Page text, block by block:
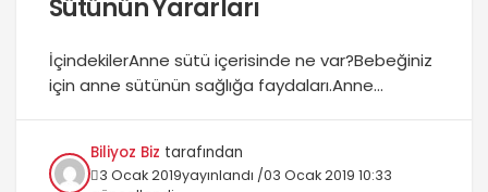
Kullanılır mı?
Sütünün Yararları
İçindekilerAnne sütü içerisinde ne var?Bebeğiniz
için anne sütünün sağlığa faydaları.Anne
anne sütünün bebek için ne gibi yararları
olduğunu araştırdık. İşte 20 maddede anne
Biliyoz Biz tarafından
3 Ocak 2019yayınlandı /03 Ocak 2019 10:33